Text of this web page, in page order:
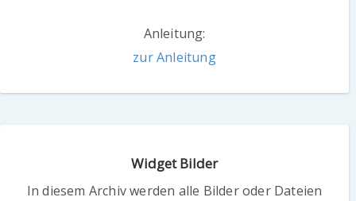
Anleitung:
zur Anleitung
Widget Bilder
In diesem Archiv werden alle Bilder oder Dateien